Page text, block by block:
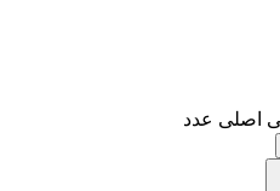
اصلی عدد